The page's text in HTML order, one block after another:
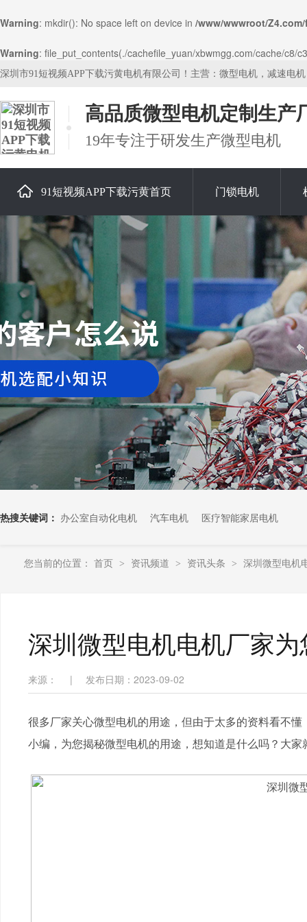
Warning: mkdir(): No space left on device in /www/wwwroot/
Warning: file_put_contents(./cachefile_yuan/xbwmgg.com/cache/
深圳市91短视频APP下载污黄电机有限公司！主营：微型电机，减速电
高品质微型电机定制生产
19年专注于研发生产微型电机
91短视频APP下载污黄首页 门锁电机
关于91短视频APP下载污黄
热搜关键词： 办公室自动化电机 汽车电机 医疗智能家居电机
您当前的位置： 首页 > 资讯频道 > 资讯头条 > 深圳微型电机
深圳微型电机电机厂家
来源： | 发布日期：2023-09-02
很多厂家关心微型电机的用途，但由于太多的资料看不
小编，为您揭秘微型电机的用途，想知道是什么吗？大